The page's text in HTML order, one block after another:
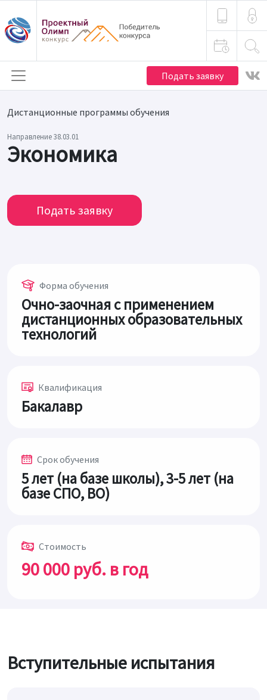
Подать заявку
Дистанционные программы обучения
Направление 38.03.01
Экономика
Подать заявку
Форма обучения
Очно-заочная с применением
дистанционных образовательных
технологий
Квалификация
Бакалавр
Срок обучения
5 лет (на базе школы), 3-5 лет (на
базе СПО, ВО)
Стоимость
90 000 руб. в год
Вступительные испытания